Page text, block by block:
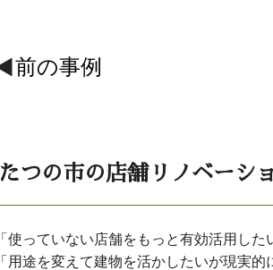
前の事例
たつの市の店舗リノベーシ
「使っていない店舗をもっと有効活用した
「用途を変えて建物を活かしたいが現実的